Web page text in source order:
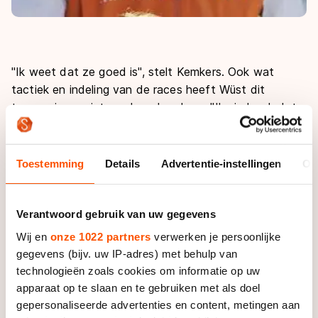
Toestemming Details Advertentie-instellingen
Verantwoord gebruik van uw gegevens
Wij en onze 1022 partners verwerken je persoonlijke
gegevens (bijv. uw IP-adres) met behulp van
technologieën zoals cookies om informatie op uw
apparaat op te slaan en te gebruiken met als doel
gepersonaliseerde advertenties en content, metingen aan
"Ik weet dat ze goed is", stelt Kemkers. Ook wat
tactiek en indeling van de races heeft Wüst dit
toernooi nog niets verkeerd gedaan. "Ik vind ook dat
ze de klap die ze gisteren op de 3000 meter kreeg
goed verwerkte."
aan haar vorm en niet aan haar rijden. De reden ligt op
een veel basaler niveau, denkt Kemkers: genen.
Er zijn sporters met snelle spieren, die goed kunnen
sprinten en sporters met langzamere, meer op
uithoudingsvermogen gerichte spieren. Dat ligt min of